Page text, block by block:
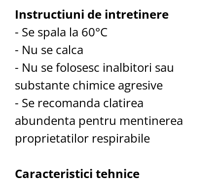
Instructiuni de intretinere
- Se spala la 60°C
- Nu se calca
- Nu se folosesc inalbitori sau
substante chimice agresive
- Se recomanda clatirea
abundenta pentru mentinerea
proprietatilor respirabile
Caracteristici tehnice